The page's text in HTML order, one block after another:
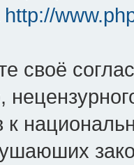
http://
своё
к